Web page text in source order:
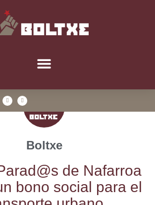
Boltxe
de Nafa­rroa
bono social para el